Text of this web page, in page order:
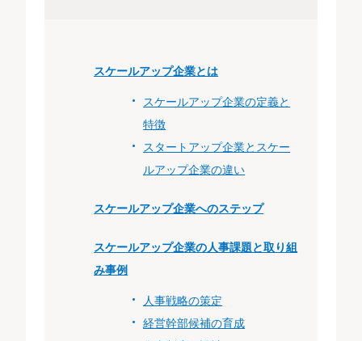
スケールアップ企業とは
スケールアップ企業の定義と
特徴
スタートアップ企業とスケー
ルアップ企業の違い
スケールアップ企業へのステップ
スケールアップ企業の人事課題と取り組
み事例
人事戦略の策定
経営幹部候補の育成